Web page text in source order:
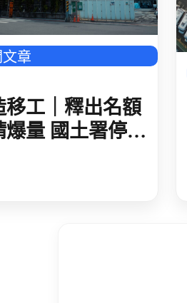
章
移工｜釋出名額
爆量 國土署停止